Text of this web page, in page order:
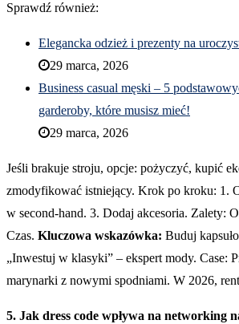
Sprawdź również:
Elegancka odzież i prezenty na
29 marca, 2026
Business casual męski – 5
garderoby, które musisz mieć!
29 marca, 2026
Jeśli brakuje stroju, opcje: pożyczyć, kupić
zmodyfikować istniejący. Krok po kroku: 1.
w second-hand. 3. Dodaj akcesoria. Zalety:
Czas. Kluczowa wskazówka: Buduj
„Inwestuj w klasyki” – ekspert mody. Case:
marynarki z nowymi spodniami. W 2026,
5. Jak dress code wpływa na networking